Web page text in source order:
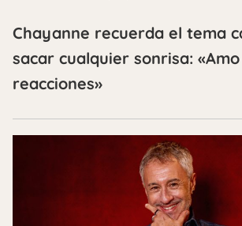
Chayanne recuerda el tema
sacar cualquier sonrisa: «Amo
reacciones»